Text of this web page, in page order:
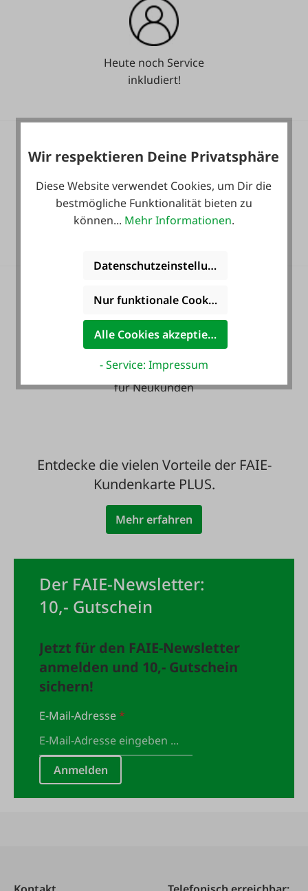
Heute noch Service
inkludiert!
36 Monate
Langzeit-Garantie.
Zahlung auf Wunsch
mit Rechnung - auch
für Neukunden
Entdecke die vielen Vorteile der FAIE-
Kundenkarte PLUS.
Mehr erfahren
Der FAIE-Newsletter:
10,- Gutschein
Jetzt für den FAIE-Newsletter
anmelden und 10,- Gutschein
sichern!
E-Mail-Adresse*
Anmelden
Wir respektieren Deine Privatsphäre
Diese Website verwendet Cookies, um Dir die
bestmögliche Funktionalität bieten zu
können... Mehr Informationen.
Datenschutzeinstellungen
Nur funktionale Cookies akzeptieren
Alle Cookies akzeptieren
- Service: Impressum